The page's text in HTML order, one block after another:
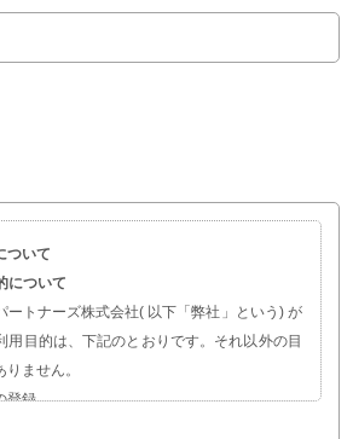
ついて
について
ートナーズ株式会社( 以下「弊社」という) が
用目的は、下記のとおりです。それ以外の目
ません。
登録
関する情報提供